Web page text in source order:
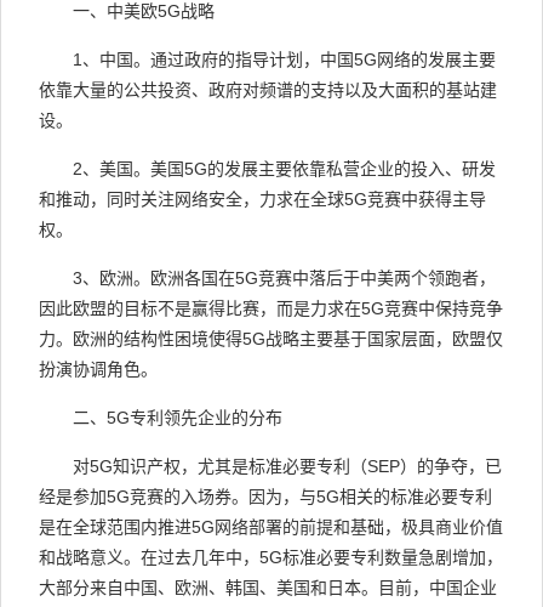
一、中美欧5G战略
1 、中国。通过政府的指导计划，中国5G网络的发展主要
依靠大量的公共投资、政府对频谱的支持以及大面积的基站建
设。
2、美国。美国5G的发展主要依靠私营企业的投入、研发
和推动，同时关注网络安全，力求在全球5G竞赛中获得主导
权。
3、欧洲。 欧洲各国在5G竞赛中落后于中美两个领跑者，
因此欧盟的目标不是赢得比赛，而是力求在5G竞赛中保持竞争
力。欧洲的结构性困境使得5G战略主要基于国家层面，欧盟仅
扮演协调角色。
二、5G专利领先企业的分布
对5G知识产权，尤其是标准必要专利（SEP）的争夺，已
经是参加5G竞赛的入场券。因为，与5G相关的标准必要专利
是在全球范围内推进5G网络部署的前提和基础，极具商业价值
和战略意义。在过去几年中，5G标准必要专利数量急剧增加，
大部分来自中国、欧洲、韩国、美国和日本。目前，中国企业